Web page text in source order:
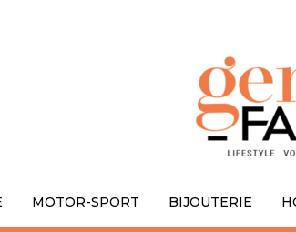
MOTOR-SPORT BIJOUTERIE